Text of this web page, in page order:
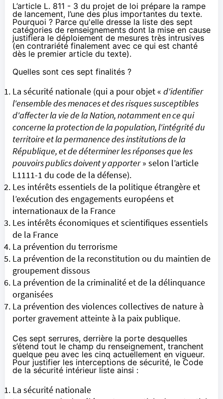
L’article L. 811 - 3 du projet de loi prépare la rampe
de lancement, l’une des plus importantes du texte.
Pourquoi ? Parce qu'elle dresse la liste des sept
catégories de renseignements dont la mise en cause
justifiera le déploiement de mesures très intrusives
(en contrariété finalement avec ce qui est chanté
dès le premier article du texte).
Quelles sont ces sept finalités ?
La sécurité nationale (qui a pour objet « d'identifier
l'ensemble des menaces et des risques susceptibles
d'affecter la vie de la Nation, notamment en ce qui
concerne la protection de la population, l'intégrité du
territoire et la permanence des institutions de la
République, et de déterminer les réponses que les
pouvoirs publics doivent y apporter» selon l’article
L1111-1 du code de la défense).
Les intérêts essentiels de la politique étrangère et
l’exécution des engagements européens et
internationaux de la France
Les intérêts économiques et scientifiques essentiels
de la France
La prévention du terrorisme
La prévention de la reconstitution ou du maintien de
groupement dissous
La prévention de la criminalité et de la délinquance
organisées
La prévention des violences collectives de nature à
porter gravement atteinte à la paix publique.
Ces sept serrures, derrière la porte desquelles
s’étend tout le champ du renseignement, tranchent
quelque peu avec les cinq actuellement en vigueur.
Pour justifier les interceptions de sécurité, le Code
de la sécurité intérieur liste ainsi :
La sécurité nationale